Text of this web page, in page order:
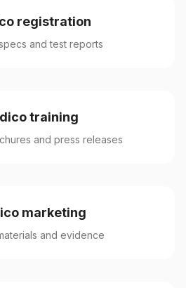
registration
and test reports
training
and press releases
marketing
and evidence